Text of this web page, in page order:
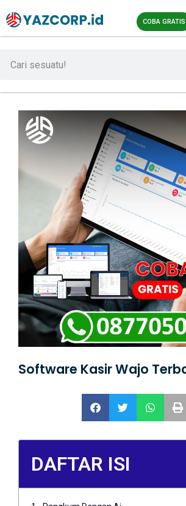
COBA GRATIS
Software Kasir Wajo
DAFTAR ISI